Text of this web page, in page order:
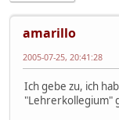
amarillo
2005-07-25, 20:41:28
Ich gebe zu, ich
"Lehrerkollegium"